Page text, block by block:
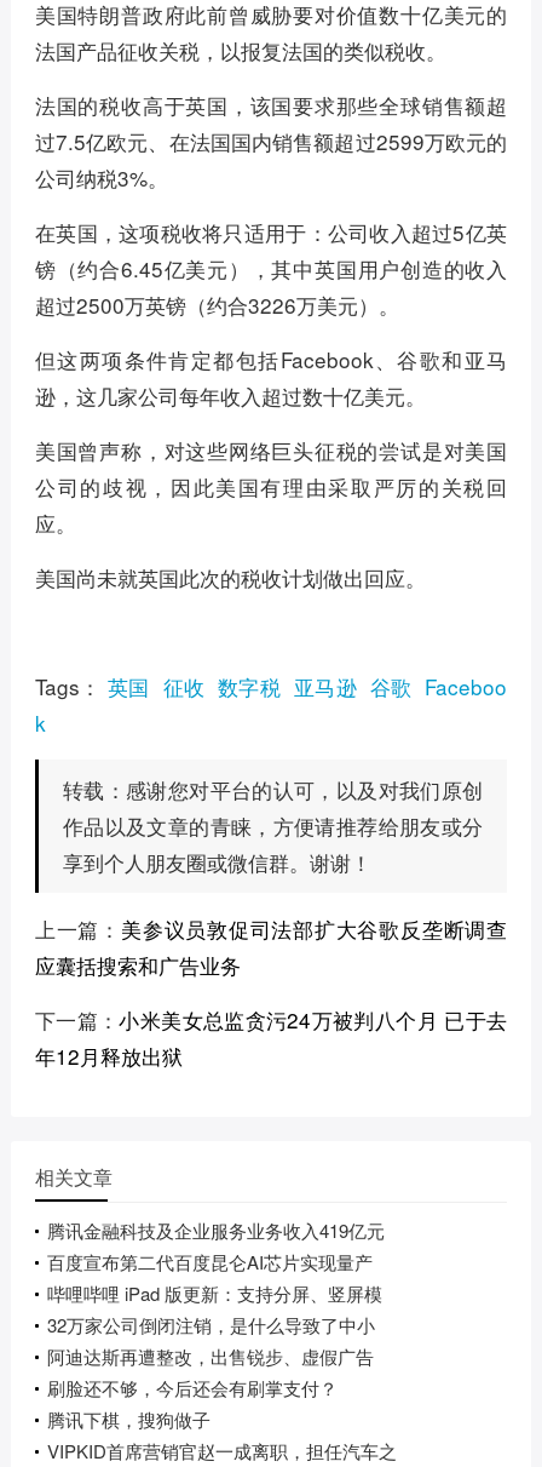
美国特朗普政府此前曾威胁要对价值数十亿美元的
法国产品征收关税，以报复法国的类似税收。
法国的税收高于英国，该国要求那些全球销售额超
过7.5亿欧元、在法国国内销售额超过2599万欧元的
公司纳税3%。
在英国，这项税收将只适用于：公司收入超过5亿英
镑（约合6.45亿美元），其中英国用户创造的收入
超过2500万英镑（约合3226万美元）。
但这两项条件肯定都包括Facebook、谷歌和亚马
逊，这几家公司每年收入超过数十亿美元。
美国曾声称，对这些网络巨头征税的尝试是对美国
公司的歧视，因此美国有理由采取严厉的关税回
应。
美国尚未就英国此次的税收计划做出回应。
Tags：英国 征收 数字税 亚马逊 谷歌 Faceboo
k
转载： 感谢您对平台的认可，以及对我们原创
作品以及文章的青睐，方便请推荐给朋友或分
享到个人朋友圈或微信群。谢谢！
上一篇： 美参议员敦促司法部扩大谷歌反垄断调查
应囊括搜索和广告业务
下一篇：小米美女总监贪污24万被判八个月 已于去
年12月释放出狱
相关文章
腾讯金融科技及企业服务业务收入419亿元
百度宣布第二代百度昆仑AI芯片实现量产
哔哩哔哩 iPad 版更新：支持分屏、竖屏模
32万家公司倒闭注销，是什么导致了中小
阿迪达斯再遭整改，出售锐步、虚假广告
刷脸还不够，今后还会有刷掌支付？
腾讯下棋，搜狗做子
VIPKID首席营销官赵一成离职，担任汽车之